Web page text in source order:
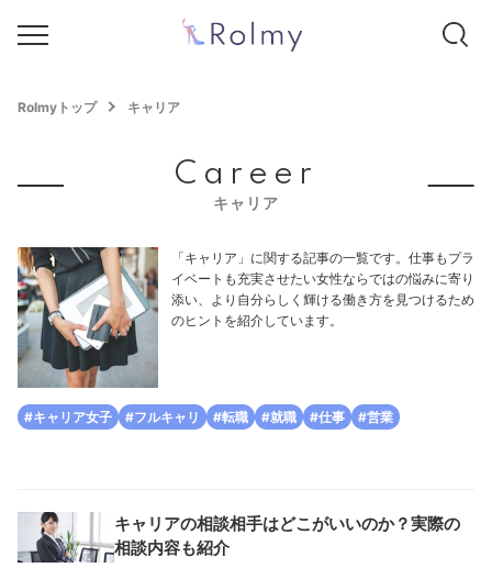
Rolmyトップ キャリア
Career
キャリア
「キャリア」に関する記事の一覧です。仕事もプラ
イベートも充実させたい女性ならではの悩みに寄り
添い、より自分らしく輝ける働き方を見つけるため
のヒントを紹介しています。
#キャリア女子 #フルキャリ #転職 #就職 #仕事 #営業
キャリアの相談相手はどこがいいのか？実際の
相談内容も紹介